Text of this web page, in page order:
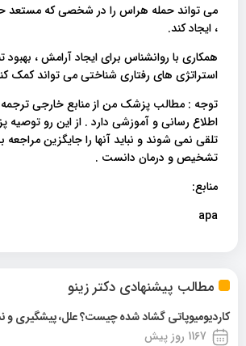
مطالب پیشنهادی دکتر زینو
کاردیومیوپاتی گشاد شده چیست؟ علل، پیشگیری و
1167 روز پیش
می تواند حمله هراس را در شخصی که
، ایجاد کند.
همکاری با روانشناس برای ایجاد آرامش ،
استراتژی های رفتاری شناختی می تواند کمک
توجه : مطالب پزشک من از منابع خارجی ترجمه
اطلاع رسانی و آموزشی دارد . از این رو
تلقی نمی شوند و نباید آنها را جایگزین
تشخیص و درمان دانست .
منابع:
apa